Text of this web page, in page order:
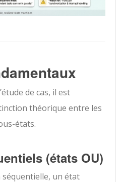
de cas, il est
théorique entre les
états.
(états OU)
un état